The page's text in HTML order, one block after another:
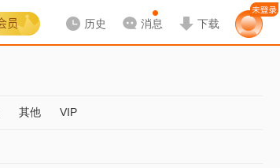
历史 消息 下载
其他 VIP